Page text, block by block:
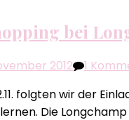
bei
2012 1
folgten wir der
Die